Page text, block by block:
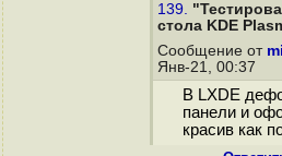
139.
стола KDE
Сообщение от
Янв-21, 00:37
В LXDE
панели и
красив как